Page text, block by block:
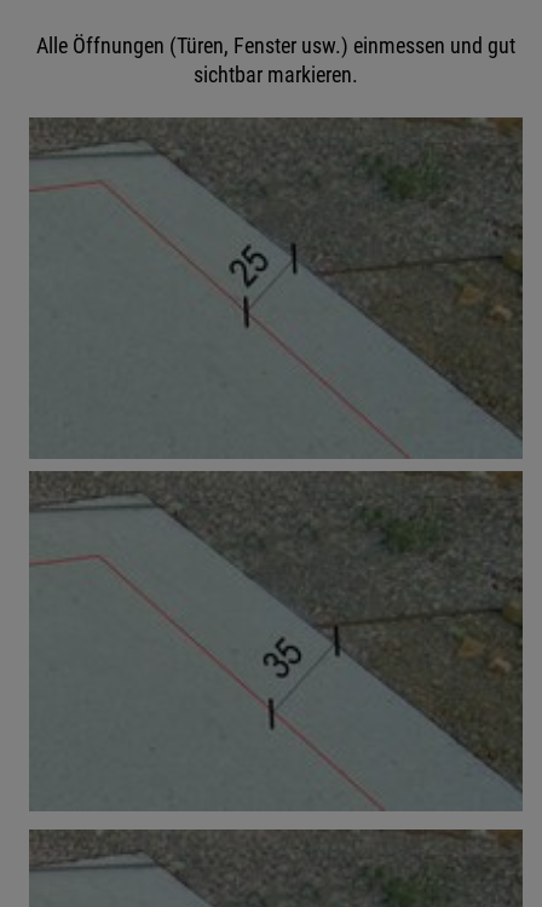
Alle Öffnungen (Türen, Fenster usw.) einmessen und gut
sichtbar markieren.